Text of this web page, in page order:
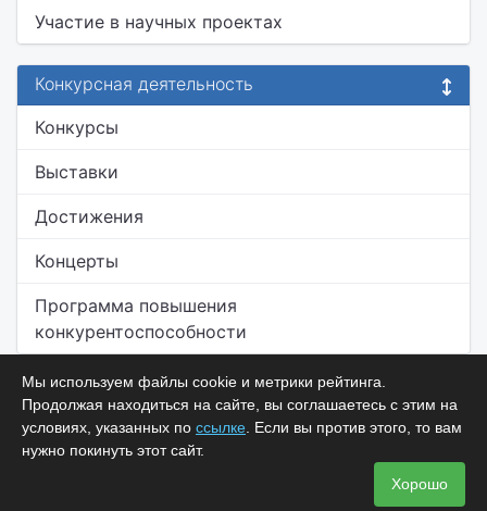
Участие в научных проектах
Конкурсная деятельность
Конкурсы
Выставки
Достижения
Концерты
Программа повышения
конкурентоспособности
Мы используем файлы cookie и метрики рейтинга.
Продолжая находиться на сайте, вы соглашаетесь с этим на
условиях, указанных по ссылке . Если вы против этого, то вам
нужно покинуть этот сайт.
Хорошо